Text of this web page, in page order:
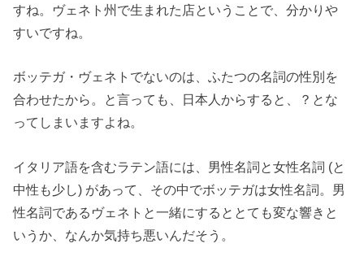
すね。ヴェネト州で生まれた店ということで、分かりや
すいですね。
ボッテガ・ヴェネトでないのは、ふたつの名詞の性別を
合わせたから。と言っても、日本人からすると、？とな
ってしまいますよね。
イタリア語を含むラテン語には、男性名詞と女性名詞 (と
中性も少し) があって、その中でボッテガは女性名詞。男
性名詞であるヴェネトと一緒にするととても変な響きと
いうか、なんか気持ち悪いんだそう。